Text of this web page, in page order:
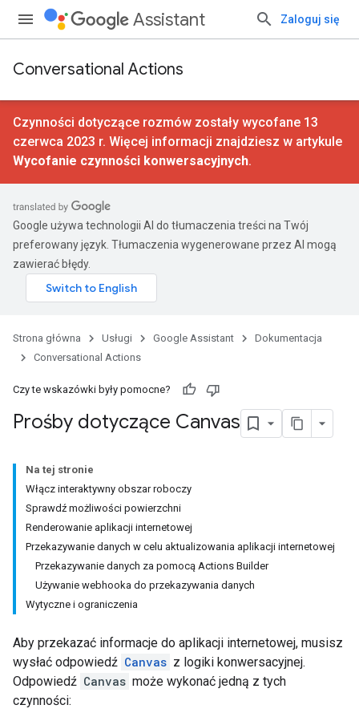
Assistant Zaloguj się
Conversational Actions
Czynności dotyczące rozmów zostały wycofane 13
czerwca 2023 r. Więcej informacji znajdziesz w artykule
Wycofanie czynności konwersacyjnych.
Google używa technologii AI do tłumaczenia treści na Twój
preferowany język. Tłumaczenia wygenerowane przez AI mogą
zawierać błędy.
Strona główna Usługi Google Assistant
Dokumentacja
Conversational Actions
Czy te wskazówki były pomocne?
Prośby dotyczące Canvas
Na tej stronie
Włącz interaktywny obszar roboczy
Sprawdź możliwości powierzchni
Renderowanie aplikacji internetowej
Przekazywanie danych w celu aktualizowania aplikacji internetowej
Przekazywanie danych za pomocą Actions Builder
Używanie webhooka do przekazywania danych
Wytyczne i ograniczenia
Aby przekazać informacje do aplikacji internetowej, musisz
wysłać odpowiedź Canvas z logiki konwersacyjnej.
Odpowiedź Canvas może wykonać jedną z tych
czynności: